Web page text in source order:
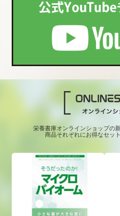
栄養書庫オンラインショップの
商品それぞれにお得なセッ